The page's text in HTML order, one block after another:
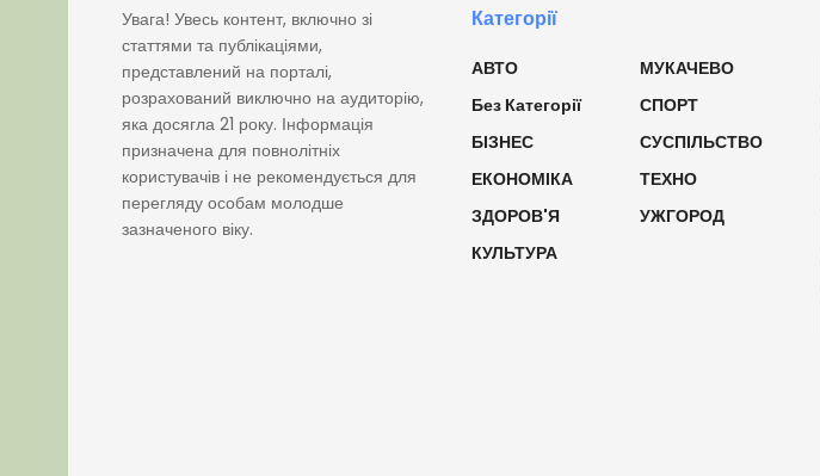
Увага! Увесь контент, включно зі
статтями та публікаціями,
представлений на порталі,
розрахований виключно на аудиторію,
яка досягла 21 року. Інформація
призначена для повнолітніх
користувачів і не рекомендується для
перегляду особам молодше
зазначеного віку.
Категорії
АВТО
Без Категорії
БІЗНЕС
ЕКОНОМІКА
ЗДОРОВ'Я
КУЛЬТУРА
МУКАЧЕВО
СПОРТ
СУСПІЛЬСТВО
ТЕХНО
УЖГОРОД